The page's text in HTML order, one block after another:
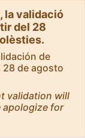
la validació
del 28
de
de agosto
validation will
apologize for